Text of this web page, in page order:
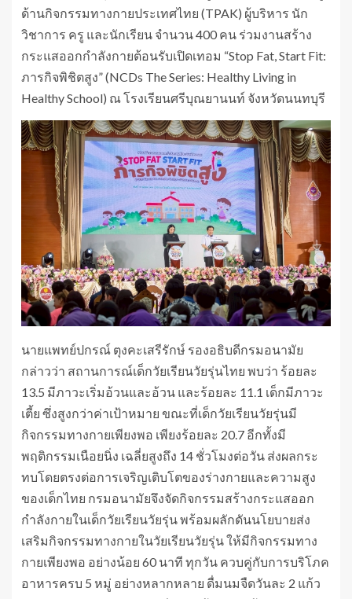
ด้านกิจกรรมทางกายประเทศไทย (TPAK) ผู้บริหาร นัก
วิชาการ ครู และนักเรียน จำนวน 400 คน ร่วมงานสร้าง
กระแสออกกำลังกายต้อนรับเปิดเทอม “Stop Fat, Start Fit:
ภารกิจพิชิตสูง” (NCDs The Series: Healthy Living in
Healthy School) ณ โรงเรียนศรีบุณยานนท์ จังหวัดนนทบุรี
นายแพทย์ปกรณ์ ตุงคะเสรีรักษ์ รองอธิบดีกรมอนามัย
กล่าวว่า สถานการณ์เด็กวัยเรียนวัยรุ่นไทย พบว่า ร้อยละ
13.5 มีภาวะเริ่มอ้วนและอ้วน และร้อยละ 11.1 เด็กมีภาวะ
เตี้ย ซึ่งสูงกว่าค่าเป้าหมาย ขณะที่เด็กวัยเรียนวัยรุ่นมี
กิจกรรมทางกายเพียงพอ เพียงร้อยละ 20.7 อีกทั้งมี
พฤติกรรมเนือยนิ่ง เฉลี่ยสูงถึง 14 ชั่วโมงต่อวัน ส่งผลกระ
ทบโดยตรงต่อการเจริญเติบโตของร่างกายและความสูง
ของเด็กไทย กรมอนามัยจึงจัดกิจกรรมสร้างกระแสออก
กำลังกายในเด็กวัยเรียนวัยรุ่น พร้อมผลักดันนโยบายส่ง
เสริมกิจกรรมทางกายในวัยเรียนวัยรุ่น ให้มีกิจกรรมทาง
กายเพียงพอ อย่างน้อย 60 นาที ทุกวัน ควบคู่กับการบริโภค
อาหารครบ 5 หมู่ อย่างหลากหลาย ดื่มนมจืดวันละ 2 แก้ว